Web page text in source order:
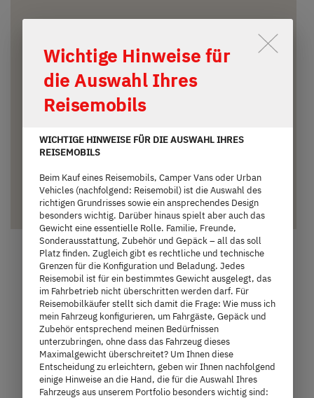
22.690,– €
Preis aba)
3 Personen
6,76 m
Länge
1.300 kg
Ausgewählt
Durch Scrolling wird der
Wichtige Hinweise für
die Auswahl Ihres
Reisemobils
WICHTIGE HINWEISE FÜR DIE AUSWAHL IHRES
REISEMOBILS
Beim Kauf eines Reisemobils, Camper Vans oder Urban
Vehicles (nachfolgend: Reisemobil) ist die Auswahl des
richtigen Grundrisses sowie ein ansprechendes Design
besonders wichtig. Darüber hinaus spielt aber auch das
Gewicht eine essentielle Rolle. Familie, Freunde,
Sonderausstattung, Zubehör und Gepäck – all das soll
Platz finden. Zugleich gibt es rechtliche und technische
Grenzen für die Konfiguration und Beladung. Jedes
Reisemobil ist für ein bestimmtes Gewicht ausgelegt, das
im Fahrbetrieb nicht überschritten werden darf. Für
Reisemobilkäufer stellt sich damit die Frage: Wie muss ich
mein Fahrzeug konfigurieren, um Fahrgäste, Gepäck und
Zubehör entsprechend meinen Bedürfnissen
unterzubringen, ohne dass das Fahrzeug dieses
Maximalgewicht überschreitet? Um Ihnen diese
Entscheidung zu erleichtern, geben wir Ihnen nachfolgend
einige Hinweise an die Hand, die für die Auswahl Ihres
Fahrzeugs aus unserem Portfolio besonders wichtig sind: